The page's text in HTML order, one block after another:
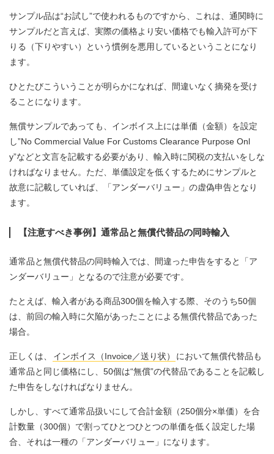
サンプル品は“お試し”で使われるものですから、これは、通関時に
サンプルだと言えば、実際の価格より安い価格でも輸入許可が下
りる（下りやすい）という慣例を悪用しているということになり
ます。
ひとたびこういうことが明らかになれば、間違いなく摘発を受け
ることになります。
無償サンプルであっても、インボイス上には単価（金額）を設定
し”No Commercial Value For Customs Clearance Purpose Onl
y”などと文言を記載する必要があり、輸入時に関税の支払いをしな
ければなりません。ただ、単価設定を低くするためにサンプルと
故意に記載していれば、「アンダーバリュー」の虚偽申告となり
ます。
【注意すべき事例】通常品と無償代替品の同時輸入
通常品と無償代替品の同時輸入では、間違った申告をすると「ア
ンダーバリュー」となるので注意が必要です。
たとえば、輸入者がある商品300個を輸入する際、そのうち50個
は、前回の輸入時に欠陥があったことによる無償代替品であった
場合。
正しくは、 インボイス（Invoice／送り状）
において無償代替品も
通常品と同じ価格にし、50個は“無償”の代替品であることを記載し
た申告をしなければなりません。
しかし、すべて通常品扱いにして合計金額（250個分×単価）を合
計数量（300個）で割ってひとつひとつの単価を低く設定した場
合、それは一種の「アンダーバリュー」になります。